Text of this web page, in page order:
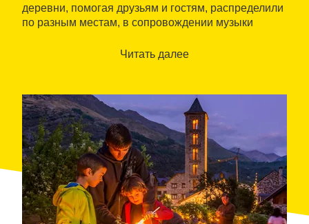
деревни, помогая друзьям и гостям, распределили
по разным местам, в сопровождении музыки
в идиллической обстановке.
Читать далее